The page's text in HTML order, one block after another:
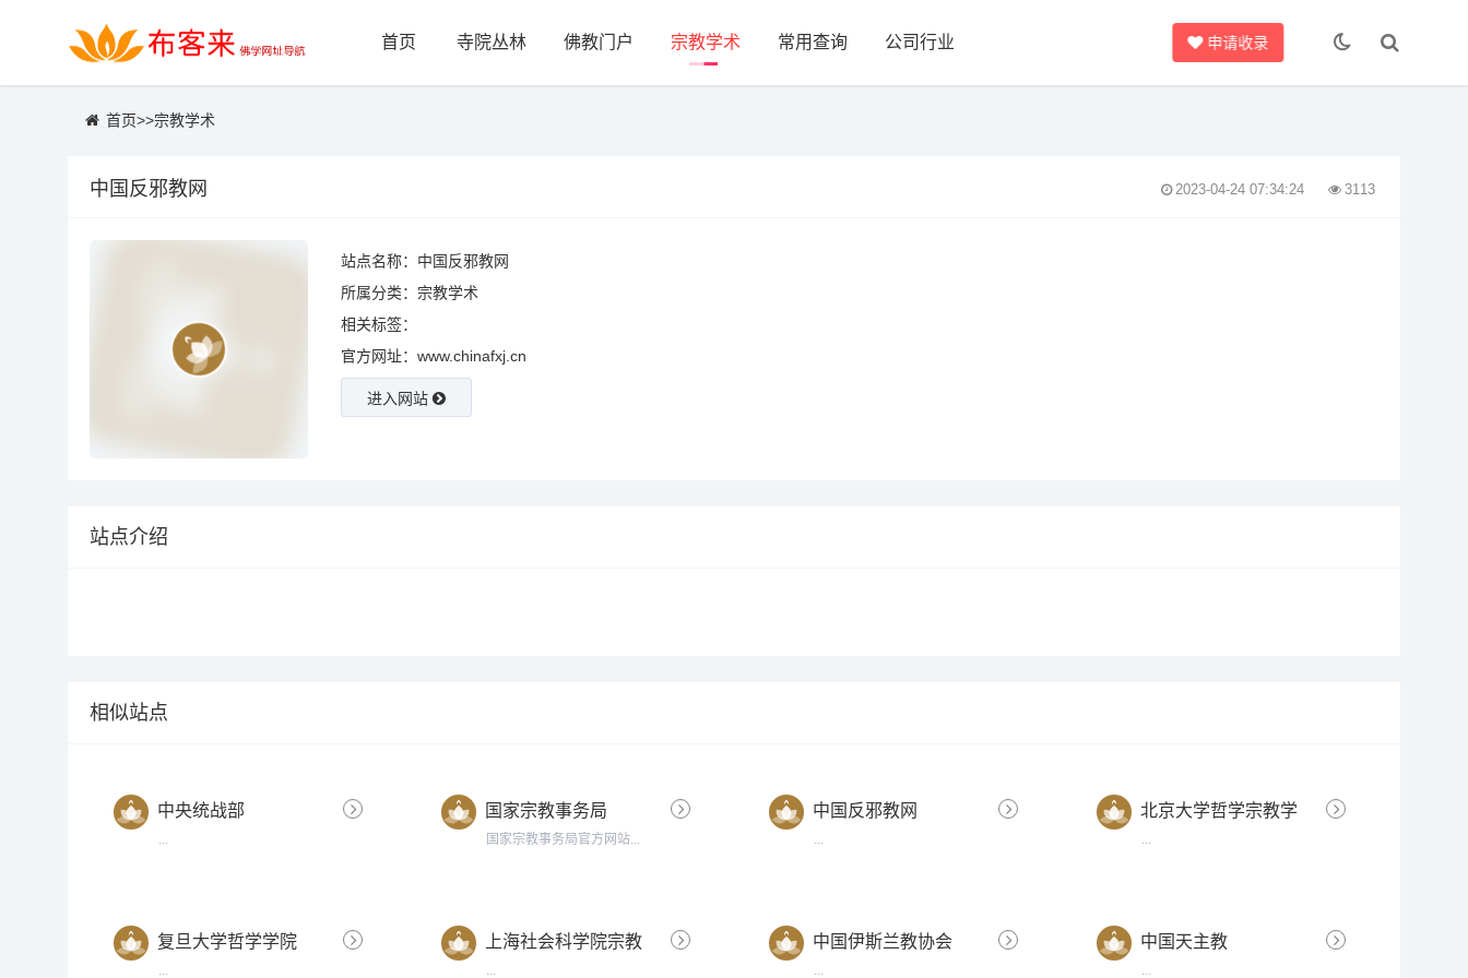
首页 寺院丛林 佛教门户 宗教学术 常用查询 公司行业 申请收录
首页>>宗教学术
中国反邪教网 2023-04-24 07:34:24 3113
站点名称：中国反邪教网
所属分类： 宗教学术
相关标签：
官方网址：www.chinafxj.cn
进入网站
站点介绍
相似站点
中央统战部
...
国家宗教事务局
国家宗教事务局官方网站...
中国反邪教网
...
北京大学哲学宗教学
...
复旦大学哲学学院
...
上海社会科学院宗教
...
中国伊斯兰教协会
...
中国天主教
...